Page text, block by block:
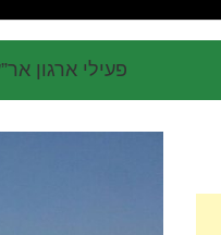
פעילי ארגון